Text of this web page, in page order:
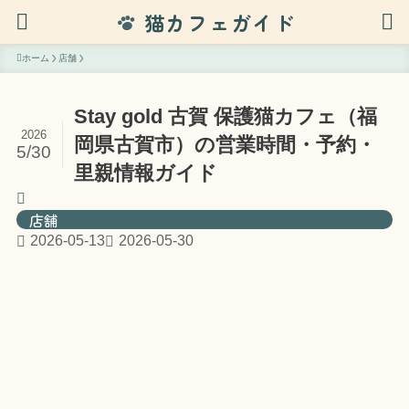
猫カフェガイド
ホーム 店舗
Stay gold 古賀 保護猫カフェ（福
岡県古賀市）の営業時間・予約・
里親情報ガイド
2026
5/30
店舗
2026-05-13 2026-05-30